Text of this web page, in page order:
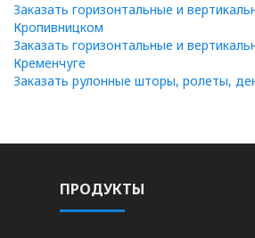
Заказать горизонтальные и
Кропивницком
Заказать горизонтальные и
Кременчуге
Заказать рулонные шторы, ролеты,
ПРОДУКТЫ